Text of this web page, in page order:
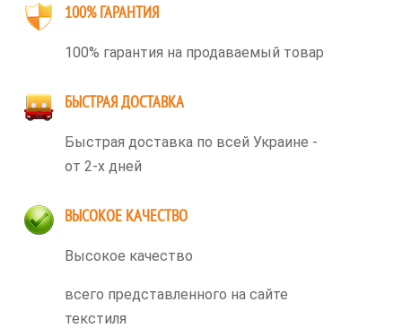
100% ГАРАНТИЯ
100% гарантия на продаваемый товар
БЫСТРАЯ ДОСТАВКА
Быстрая доставка по всей Украине -
от 2-х дней
ВЫСОКОЕ КАЧЕСТВО
Высокое качество
всего представленного на сайте
текстиля